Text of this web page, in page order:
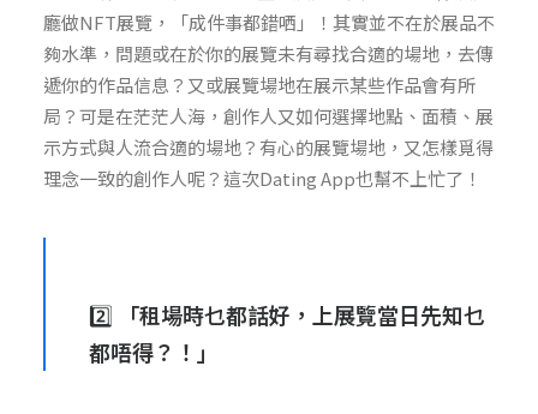
廳做NFT展覽，「成件事都錯哂」
！其實並不在於展品不
夠水準，問題或在於你的展覽未有尋找合適的場地，去傳
遞你的作品信息？又或展覽場地在展示某些作品會有所
局？可是在茫茫人海，創作人又如何選擇地點、面積、展
示方式與人流合適的場地？有心的展覽場地，又怎樣覓得
理念一致的創作人呢？這次Dating App也幫不上忙了！
2️⃣
「租場時乜都話好，上展覽當日先知乜
都唔得？！」